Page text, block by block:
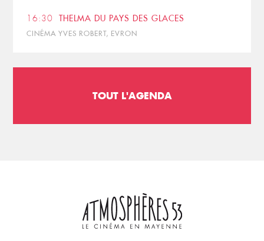
16:30 THELMA DU PAYS DES GLACES
CINÉMA YVES ROBERT, EVRON
TOUT L'AGENDA